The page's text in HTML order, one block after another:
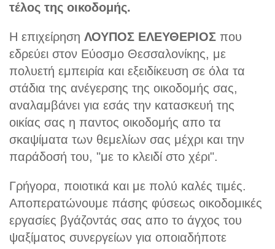
τέλος της οικοδομής.
Η επιχείρηση ΛΟΥΠΟΣ ΕΛΕΥΘΕΡΙΟΣ που
εδρεύει στον Εύοσμο Θεσσαλονίκης, με
πολυετή εμπειρία και εξειδίκευση σε όλα τα
στάδια της ανέγερσης της οικοδομής σας,
αναλαμβάνει για εσάς την κατασκευή της
οικίας σας η παντος οικοδομής απο τα
σκαψίματα των θεμελίων σας μέχρι και την
παράδοσή του, "με το κλειδί στο χέρι".
Γρήγορα, ποιοτικά και με πολύ καλές τιμές.
Αποπερατώνουμε πάσης φύσεως οικοδομικές
εργασίες βγάζοντάς σας απο το άγχος του
ψαξίματος συνεργείων για οποιαδήποτε